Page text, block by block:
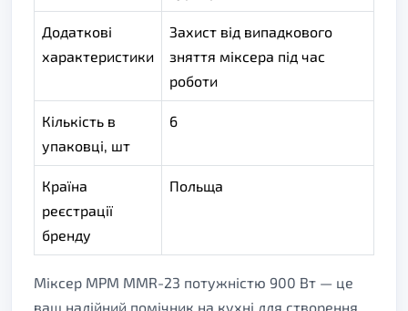
Додаткові
характеристики
Захист від випадкового
зняття міксера під час
роботи
Кількість в
упаковці, шт
6
Країна
реєстрації
бренду
Польща
Міксер MPM MMR-23 потужністю 900 Вт — це
ваш надійний помічник на кухні для створення